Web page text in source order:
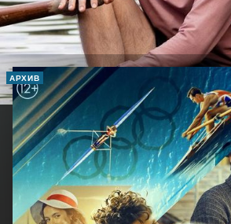
АРХИВ